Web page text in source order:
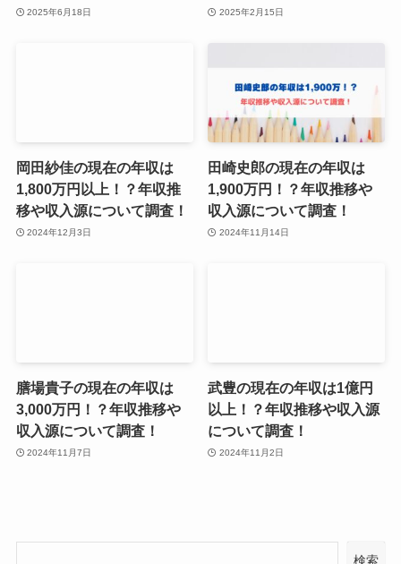
2025年6月18日 2025年2月15日
岡田紗佳の現在の年収は
1,800万円以上！？年収推
移や収入源について調査！
2024年12月3日
田崎史郎の現在の年収は
1,900万円！？年収推移や
収入源について調査！
2024年11月14日
膳場貴子の現在の年収は
3,000万円！？年収推移や
収入源について調査！
2024年11月7日
武豊の現在の年収は1億円
以上！？年収推移や収入源
について調査！
2024年11月2日
検索